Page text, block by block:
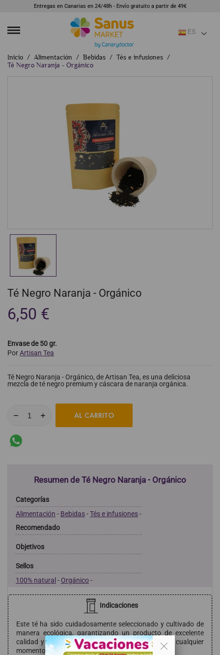
Entregas en Canarias en 24/48h - Envío gratuito a partir de 49€
ES
Inicio Alimentación Bebidas
Tés e infusiones
Té Negro Naranja - Orgánico
Té Negro Naranja - Orgánico
6,50 €
Envase de 50 gr.
PorArtisan Tea
Té Negro Naranja - Orgánico, de Artisan Tea, es una deliciosa
mezcla de té negro premium y cáscara de naranja orgánica.
AL CARRITO
Resumen de Té Negro Naranja - Orgánico
Categorías
Alimentación - Bebidas-Tés e infusiones-
Recomendado
Objetivos
Sellos
100% natural- Orgánico-
Indicaciones
Este té ha sido cuidadosamente seleccionado y cultivado de
manera ecológica, garantizando un producto de excelente
calidad y sabor inigualable. Ideal para disfrutar en cualquier
momento del día
. .